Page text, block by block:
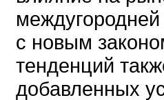
с новым
тенденций
добавленных